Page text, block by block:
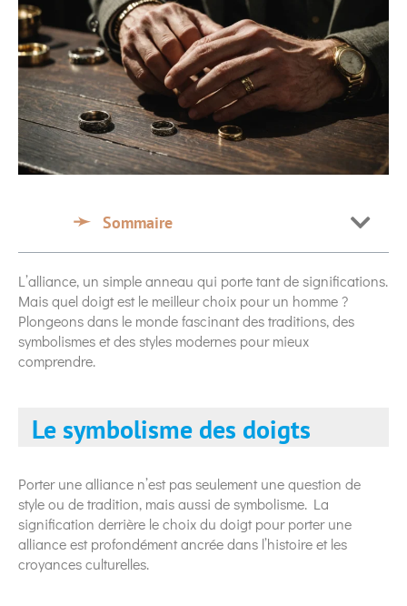
Sommaire
L’alliance, un simple anneau qui porte tant de significations.
Mais quel doigt est le meilleur choix pour un homme ?
Plongeons dans le monde fascinant des traditions, des
symbolismes et des styles modernes pour mieux
comprendre.
Le symbolisme des doigts
Porter une alliance n’est pas seulement une question de
style ou de tradition, mais aussi de symbolisme. La
signification derrière le choix du doigt pour porter une
alliance est profondément ancrée dans l’histoire et les
croyances culturelles.